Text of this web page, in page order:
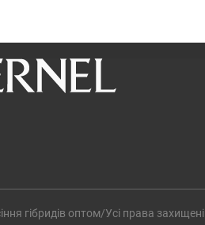
гібридів оптом/Усі права захищені